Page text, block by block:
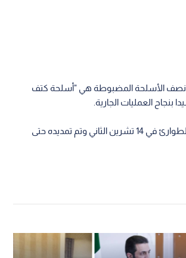
نصف الأسلحة المضبوطة هي "أسلحة كتف
بنجاح العمليات الجارية.
وبدأ تطبيق قانون الطوارئ في 14 تشرين الثاني وتم تمديده حتى